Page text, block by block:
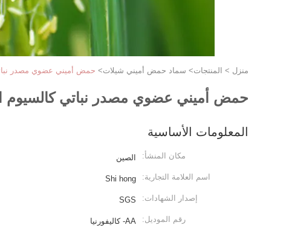
منزل > المنتجات> سماد حمض أميني شيلات> حمض أميني عضوي مصدر
حمض أميني عضوي مصدر نباتي كالسيوم
المعلومات الأساسية
مكان المنشأ: الصين
اسم العلامة التجارية: Shi hong
إصدار الشهادات: SGS
رقم الموديل: AA- كاليفورنيا